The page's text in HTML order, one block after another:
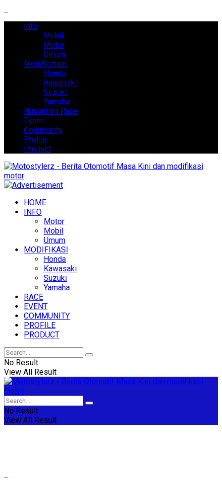
Info
Mobil
Motor
Umum
Modification
Honda
Kawasaki
Suzuki
Yamaha
Nusantara Race
Event
Community
Profile
Product
HOME
INFO
Motor
Mobil
Umum
MODIFIKASI
Honda
Kawasaki
Suzuki
Yamaha
RACE
EVENT
COMMUNITY
PROFILE
PRODUCT
No Result
View All Result
No Result
View All Result